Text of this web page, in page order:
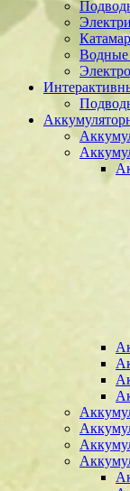
Водные